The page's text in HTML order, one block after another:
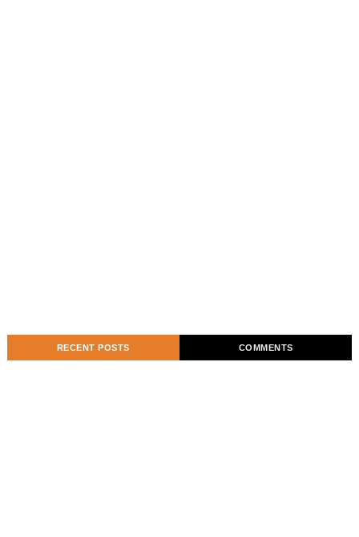
RECENT POSTS COMMENTS